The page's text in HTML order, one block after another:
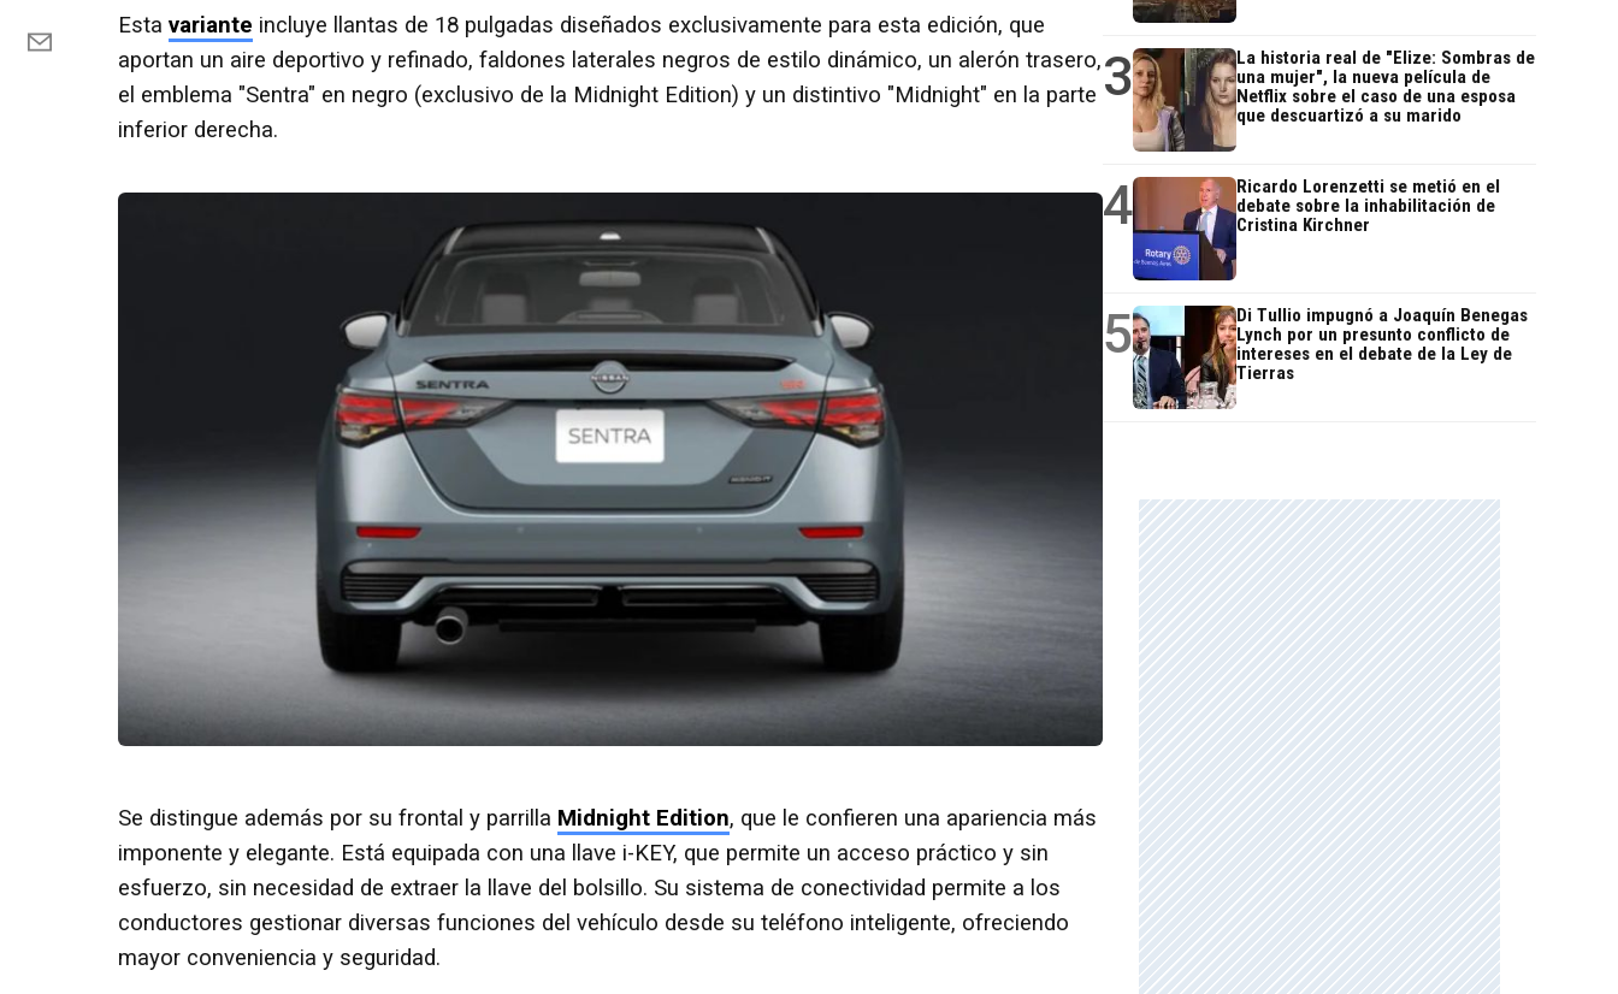
Esta variante incluye llantas de 18 pulgadas diseñados exclusivamente para esta edición, que
aportan un aire deportivo y refinado, faldones laterales negros de estilo dinámico, un alerón trasero,
el emblema "Sentra" en negro (exclusivo de la Midnight Edition) y un distintivo "Midnight" en la parte
inferior derecha.
Se distingue además por su frontal y parrilla Midnight Edition, que le confieren una apariencia más
imponente y elegante. Está equipada con una llave i-KEY, que permite un acceso práctico y sin
esfuerzo, sin necesidad de extraer la llave del bolsillo. Su sistema de conectividad permite a los
conductores gestionar diversas funciones del vehículo desde su teléfono inteligente, ofreciendo
mayor conveniencia y seguridad.
3
La historia real de "Elize: Sombras de
una mujer", la nueva película de
Netflix sobre el caso de una esposa
que descuartizó a su marido
4
Ricardo Lorenzetti se metió en el
debate sobre la inhabilitación de
Cristina Kirchner
5
Di Tullio impugnó a Joaquín Benegas
Lynch por un presunto conflicto de
intereses en el debate de la Ley de
Tierras